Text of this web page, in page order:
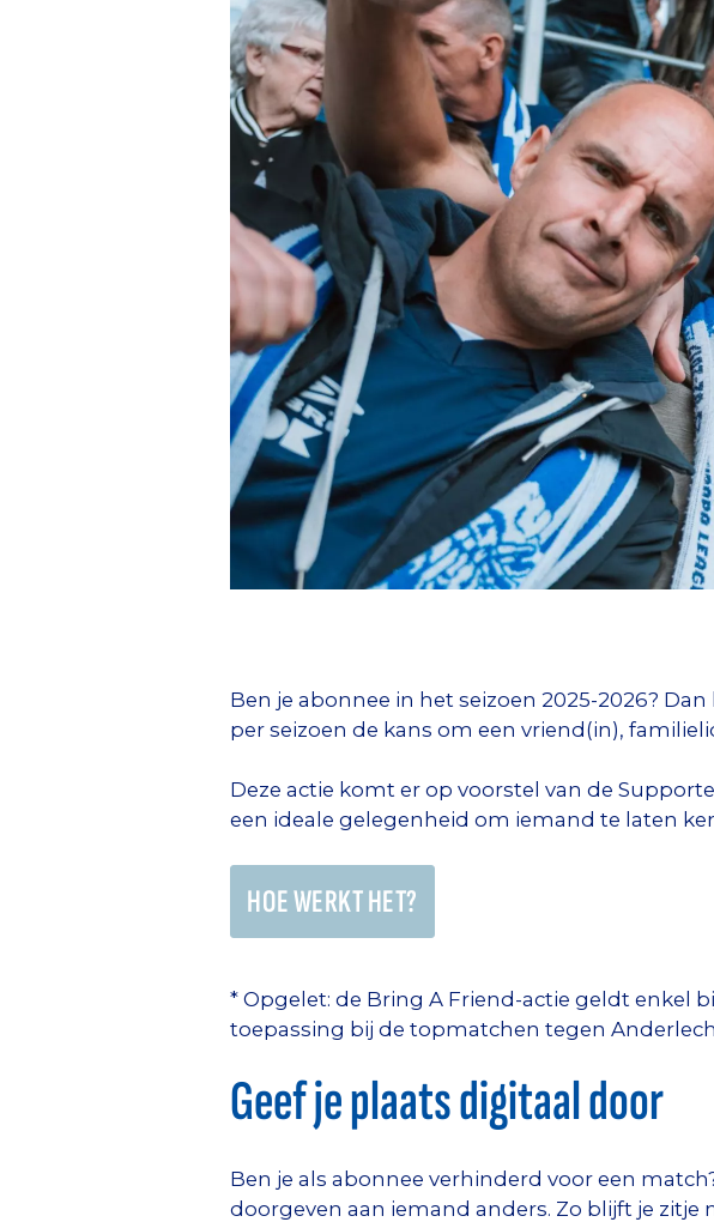
Ben je abonnee in het seizoen 2025-2026?
per seizoen de kans om een vriend(in),
Deze actie komt er op voorstel van de
een ideale gelegenheid om iemand te laten
HOE WERKT HET?
* Opgelet: de Bring A Friend-actie geldt enkel
toepassing bij de topmatchen tegen
Geef je plaats digitaal door
Ben je als abonnee verhinderd voor een
doorgeven aan iemand anders. Zo blijft je zitje